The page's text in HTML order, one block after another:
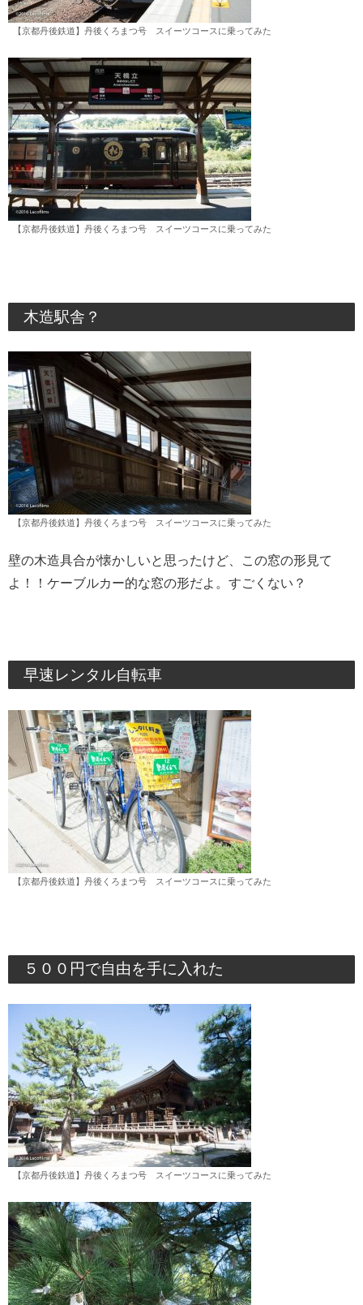
【京都丹後鉄道】丹後くろまつ号 スイーツコースに乗ってみた
【京都丹後鉄道】丹後くろまつ号 スイーツコースに乗ってみた
木造駅舎？
【京都丹後鉄道】丹後くろまつ号 スイーツコースに乗ってみた
壁の木造具合が懐かしいと思ったけど、この窓の形見て
よ！！ケーブルカー的な窓の形だよ。すごくない？
早速レンタル自転車
【京都丹後鉄道】丹後くろまつ号 スイーツコースに乗ってみた
５００円で自由を手に入れた
【京都丹後鉄道】丹後くろまつ号 スイーツコースに乗ってみた